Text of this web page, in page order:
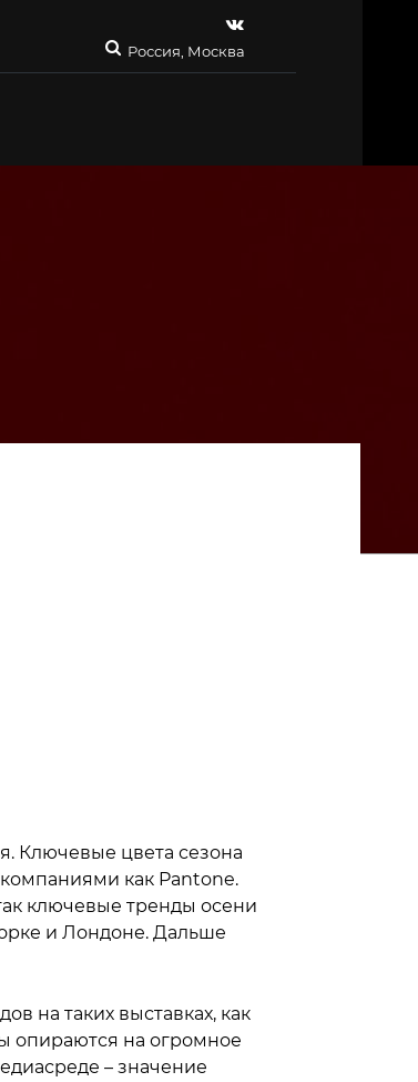
Россия, Москва
Ключевые цвета сезона
как Pantone.
ключевые тренды осени
и Лондоне. Дальше
на таких выставках, как
опираются на огромное
– значение